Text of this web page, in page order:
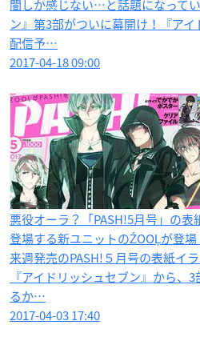
闇しか感じない…と話題になって
ン』第3部がついに幕開け！『ア
配信予…
2017-04-18 09:00
悪役オーラ？「PASH!5月号」の
登場する新ユニットのŹOOĻが登場
来週発売のPASH!５月号の表紙イ
『アイドリッシュセブン』から、
るか…
2017-04-03 17:40